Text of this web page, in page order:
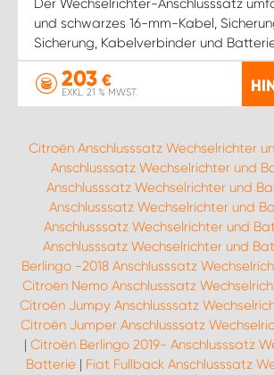
Der Wechselrichter-Anschlusssatz
und schwarzes 16-mm-Kabel,
Sicherung, Kabelverbinder und
203 €
EXKL. 21 % MWST.
Citroën Anschlusssatz Wechselrichter
Anschlusssatz Wechselrichter und
Anschlusssatz Wechselrichter und
Anschlusssatz Wechselrichter und
Anschlusssatz Wechselrichter und
Anschlusssatz Wechselrichter und
Berlingo -2018 Anschlusssatz
Citroën Nemo Anschlusssatz
Citroën Jumpy Anschlusssatz
Citroën Jumper Anschlusssatz
| Citroën Berlingo 2019- Anschlusssatz
Batterie | Fiat Fullback Anschlusssatz